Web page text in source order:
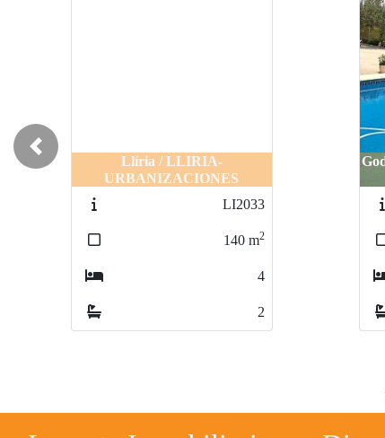
Llíria / LLIRIA-
URBANIZACIONES
LI2033
140 m2
4
2
Previous